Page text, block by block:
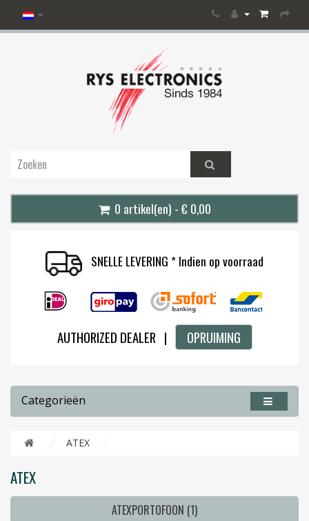
0 artikel(en) - € 0,00
SNELLE LEVERING * Indien op voorraad
AUTHORIZED DEALER | OPRUIMING
Categorieën
ATEX
ATEX
ATEXPORTOFOON (1)